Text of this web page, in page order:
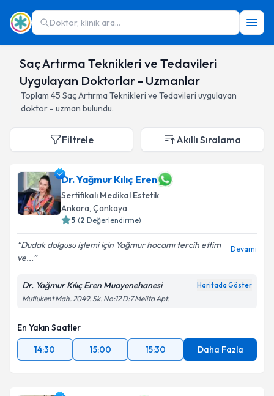
Doktor, klinik ara...
Saç Artırma Teknikleri ve Tedavileri
Uygulayan Doktorlar - Uzmanlar
Toplam 45 Saç Artırma Teknikleri ve Tedavileri uygulayan
doktor - uzman bulundu.
Filtrele Akıllı Sıralama
Dr. Yağmur Kılıç Eren
Sertifikalı Medikal Estetik
Ankara, Çankaya
5 (2 Değerlendirme)
Dudak dolgusu işlemi için Yağmur hocamı tercih ettim
ve...
Devamı
Dr. Yağmur Kılıç Eren Muayenehanesi Haritada Göster
Mutlukent Mah. 2049. Sk. No:12 D:7 Melita Apt.
En Yakın Saatler
14:30
15:00 15:30 Daha Fazla